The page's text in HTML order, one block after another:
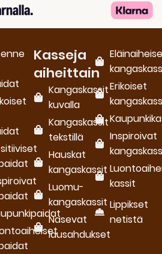
Kasseja
aiheittain
Kangaskassit
kuvalla
Kangaskassit
tekstillä
Hauskat
kangaskassit
Luomu­
kangaskassit
Nasevat
lausahdukset
Erikoiset
Inspiroivat
kassit
Lippikset
netistä